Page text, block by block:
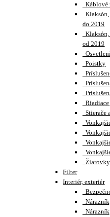
Káblové
Klaksón,
do 2019
Klaksón,
od 2019
Poistky
Stierače
Žiarovky
Filter
Interiér, exteriér